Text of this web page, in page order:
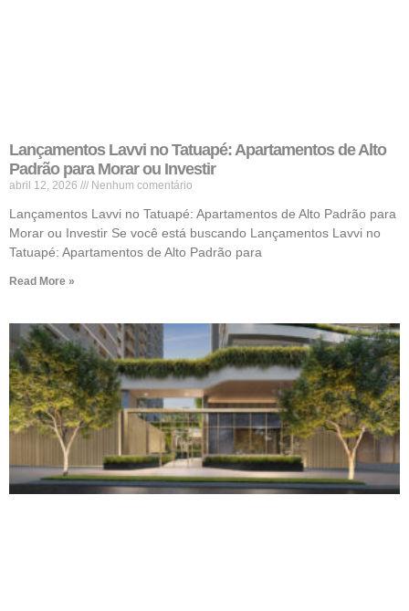
Lançamentos Lavvi no Tatuapé: Apartamentos de Alto
Padrão para Morar ou Investir
abril 12, 2026 Nenhum comentário
Lançamentos Lavvi no Tatuapé: Apartamentos de Alto Padrão para
Morar ou Investir Se você está buscando Lançamentos Lavvi no
Tatuapé: Apartamentos de Alto Padrão para
Read More »